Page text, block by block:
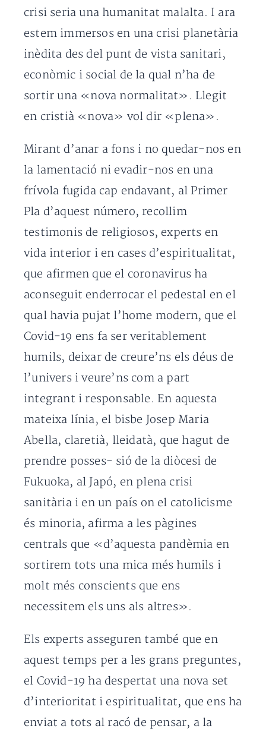
crisi seria una humanitat malalta. I ara
estem immersos en una crisi planetària
inèdita des del punt de vista sanitari,
econòmic i social de la qual n’ha de
sortir una «nova normalitat». Llegit
en cristià «nova» vol dir «plena».
Mirant d’anar a fons i no quedar-nos en
la lamentació ni evadir-nos en una
frívola fugida cap endavant, al Primer
Pla d’aquest número, recollim
testimonis de religiosos, experts en
vida interior i en cases d’espiritualitat,
que afirmen que el coronavirus ha
aconseguit enderrocar el pedestal en el
qual havia pujat l’home modern, que el
Covid-19 ens fa ser veritablement
humils, deixar de creure’ns els déus de
l’univers i veure’ns com a part
integrant i responsable. En aquesta
mateixa línia, el bisbe Josep Maria
Abella, claretià, lleidatà, que hagut de
prendre posses- sió de la diòcesi de
Fukuoka, al Japó, en plena crisi
sanitària i en un país on el catolicisme
és minoria, afirma a les pàgines
centrals que «d’aquesta pandèmia en
sortirem tots una mica més humils i
molt més conscients que ens
necessitem els uns als altres».
Els experts asseguren també que en
aquest temps per a les grans preguntes,
el Covid-19 ha despertat una nova set
d’interioritat i espiritualitat, que ens ha
enviat a tots al racó de pensar, a la